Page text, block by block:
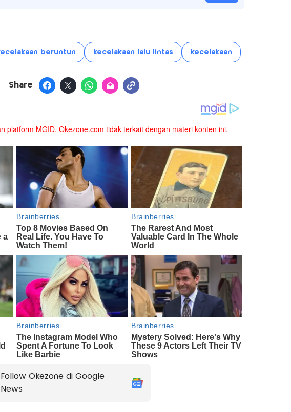
beruntun kecelakaan lalu lintas kecelakaan
Share
Follow Okezone di Google
News